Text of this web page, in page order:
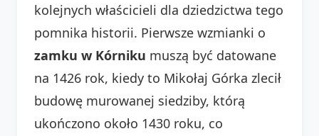
kolejnych właścicieli dla dziedzictwa tego
pomnika historii. Pierwsze wzmianki o
zamku w Kórniku muszą być datowane
na 1426 rok, kiedy to Mikołaj Górka zlecił
budowę murowanej siedziby, którą
ukończono około 1430 roku, co